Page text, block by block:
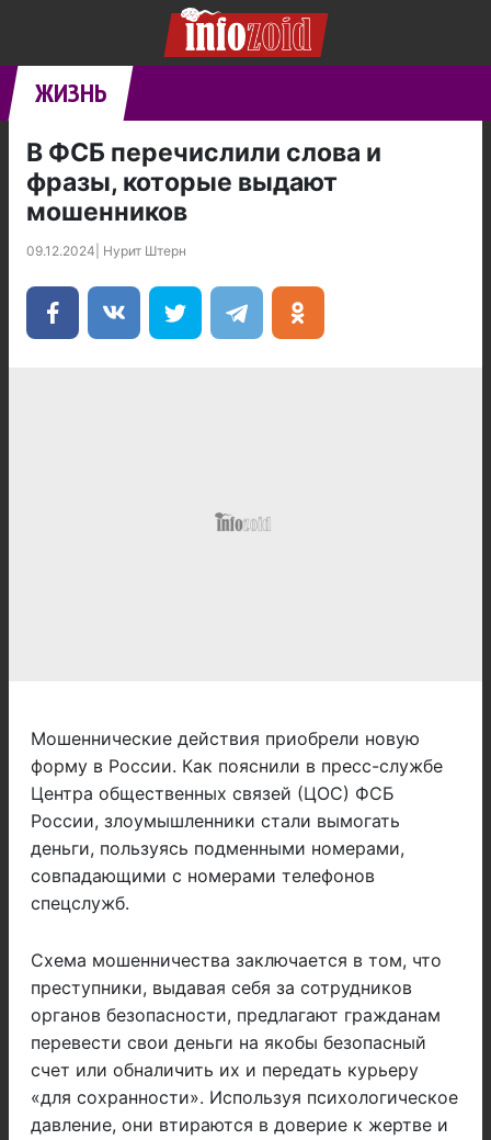
ЖИЗНЬ
В ФСБ перечислили слова и
фразы, которые выдают
мошенников
09.12.2024 Нурит Штерн
Мошеннические действия приобрели новую
форму в России. Как пояснили в пресс-службе
Центра общественных связей (ЦОС) ФСБ
России, злоумышленники стали вымогать
деньги, пользуясь подменными номерами,
совпадающими с номерами телефонов
спецслужб.
Схема мошенничества заключается в том, что
преступники, выдавая себя за сотрудников
органов безопасности, предлагают гражданам
перевести свои деньги на якобы безопасный
счет или обналичить их и передать курьеру
«для сохранности». Используя психологическое
давление, они втираются в доверие к жертве и